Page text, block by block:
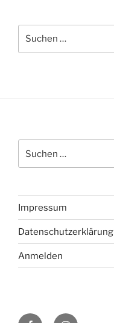
nach:
nach:
Impressum
Datenschutzerklärung
Anmelden
FacebookInstagram